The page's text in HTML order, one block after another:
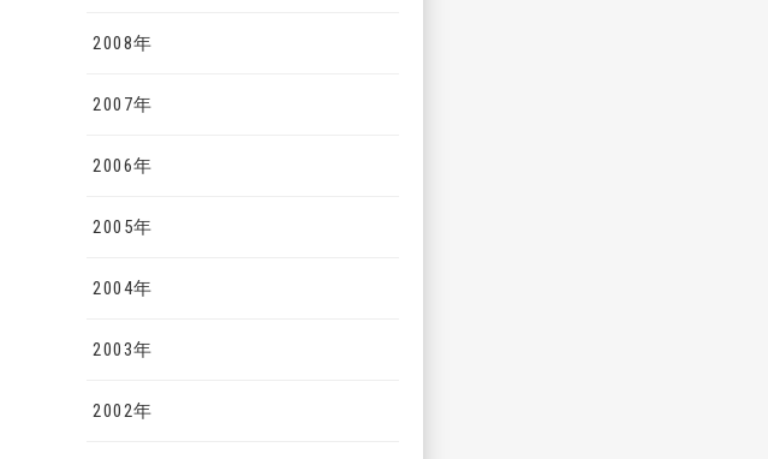
2008年
2007年
2006年
2005年
2004年
2003年
2002年